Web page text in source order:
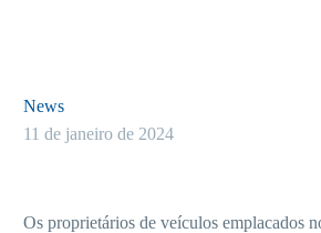
News
11 de janeiro de 2024
Os proprietários de veículos emplacados